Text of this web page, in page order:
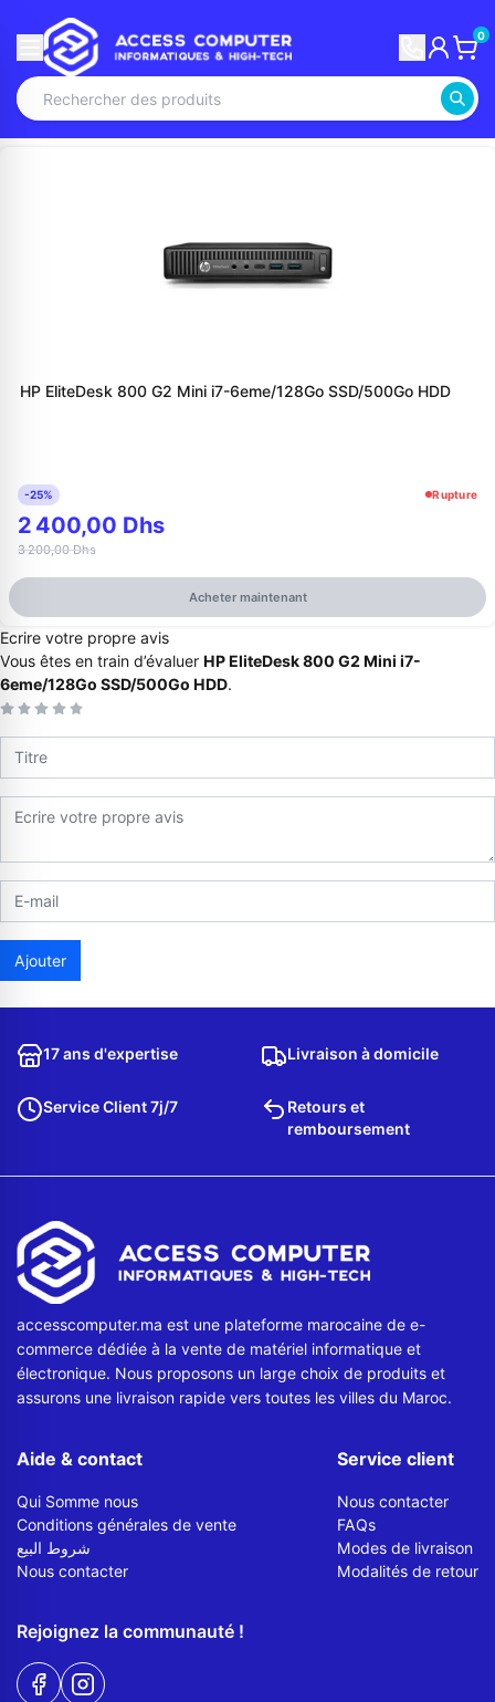
0
Appelez-nous au
06 37 08 07 06
Envoyer un message
HP EliteDesk 800 G2 Mini i7-6eme/128Go SSD/500Go HDD
-25% Rupture
2 400,00 Dhs
3 200,00 Dhs
Acheter maintenant
Ecrire votre propre avis
Vous êtes en train d’évaluer HP EliteDesk 800 G2 Mini i7-
6eme/128Go SSD/500Go HDD.
Ajouter
17 ans d'expertise Livraison à domicile
Service Client 7j/7
Retours et
remboursement
accesscomputer.ma est une plateforme marocaine de e-
commerce dédiée à la vente de matériel informatique et
électronique. Nous proposons un large choix de produits et
assurons une livraison rapide vers toutes les villes du Maroc.
Aide & contact
Qui Somme nous
Conditions générales de vente
شروط البيع
Nous contacter
Service client
Nous contacter
FAQs
Modes de livraison
Modalités de retour
Rejoignez la communauté !